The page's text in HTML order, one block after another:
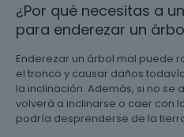
¿Por qué necesitas a
para enderezar un
Enderezar un árbol mal puede
el tronco y causar daños
la inclinación. Además, si no
volverá a inclinarse o caer con
podría desprenderse de la